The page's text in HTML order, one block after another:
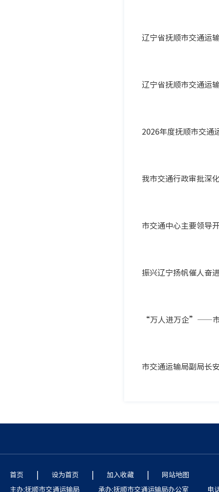
辽宁省抚顺市交通运
辽宁省抚顺市交通运
2026年度抚顺市交通
我市交通行政审批
市交通中心主要领导
振兴辽宁扬帆催人奋
“万人进万企”——市
市交通运输局副局长
首页 | 设为首页 | 加入收藏 |
网站地图
主办:抚顺市交通运输局
承办:抚顺市交通运输局办公室
电